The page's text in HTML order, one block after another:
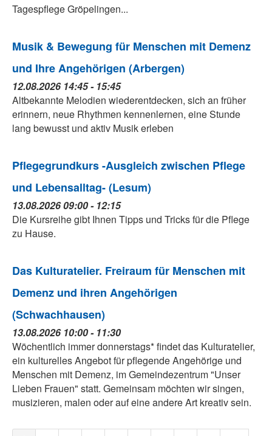
Tagespflege Gröpelingen...
Musik & Bewegung für Menschen mit Demenz
und Ihre Angehörigen (Arbergen)
12.08.2026 14:45 - 15:45
Altbekannte Melodien wiederentdecken, sich an früher
erinnern, neue Rhythmen kennenlernen, eine Stunde
lang bewusst und aktiv Musik erleben
Pflegegrundkurs -Ausgleich zwischen Pflege
und Lebensalltag- (Lesum)
13.08.2026 09:00 - 12:15
Die Kursreihe gibt Ihnen Tipps und Tricks für die Pflege
zu Hause.
Das Kulturatelier. Freiraum für Menschen mit
Demenz und ihren Angehörigen
(Schwachhausen)
13.08.2026 10:00 - 11:30
Wöchentlich immer donnerstags* findet das Kulturatelier,
ein kulturelles Angebot für pflegende Angehörige und
Menschen mit Demenz, im Gemeindezentrum "Unser
Lieben Frauen" statt. Gemeinsam möchten wir singen,
musizieren, malen oder auf eine andere Art kreativ sein.